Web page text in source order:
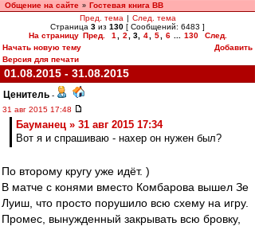
Общение на сайте » Гостевая книга ВВ
Пред. тема | След. тема
Страница 3 из 130 [ Сообщений: 6483 ]
На страницу Пред. 1 2 3, 4 5 6 130
След.
Начать новую тему
Добавить
Версия для печати
01.08.2015 - 31.08.2015
Ценитель -
31 авг 2015 17:48
Бауманец » 31 авг 2015 17:34
Вот я и спрашиваю - нахер он нужен был?
По второму кругу уже идёт. )
В матче с конями вместо Комбарова вышел Зе
Луиш, что просто порушило всю схему на игру.
Промес, вынужденный закрывать всю бровку,